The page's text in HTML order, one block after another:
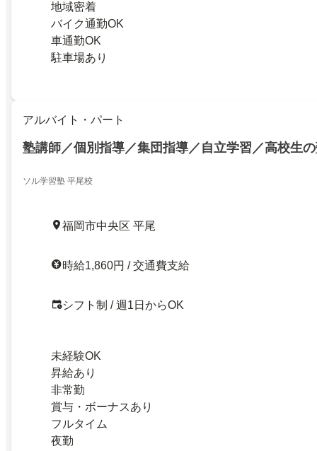
地域密着
バイク通勤OK
車通勤OK
駐車場あり
アルバイト・パート
塾講師／個別指導／集団指導／自立学習／高校生
ソル学習塾 平尾校
福岡市中央区 平尾
時給1,860円 / 交通費支給
シフト制 / 週1日からOK
未経験OK
昇給あり
非常勤
賞与・ボーナスあり
フルタイム
夜勤